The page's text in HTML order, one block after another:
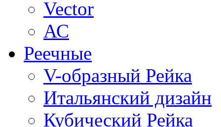
Vector
АС
Реечные
V-образный Рейка
Итальянский дизайн
Кубический Рейка